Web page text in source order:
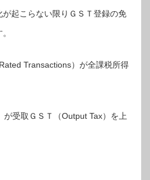
起こらない限りＧＳＴ登録の免
Transactions）が全課税所得
が受取ＧＳＴ（Output Tax）を上